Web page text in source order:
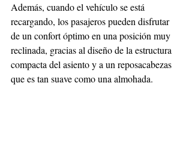
Además, cuando el vehículo se está
recargando, los pasajeros pueden disfrutar
de un confort óptimo en una posición muy
reclinada, gracias al diseño de la estructura
compacta del asiento y a un reposacabezas
que es tan suave como una almohada.